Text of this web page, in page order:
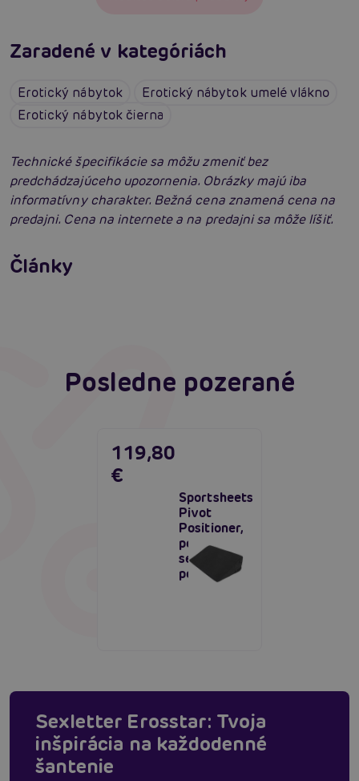
Zaradené v kategóriách
Erotický nábytok
Erotický nábytok umelé vlákno
Erotický nábytok čierna
Technické špecifikácie sa môžu zmeniť bez
predchádzajúceho upozornenia. Obrázky majú iba
informatívny charakter. Bežná cena znamená cena na
predajni. Cena na internete a na predajni sa môže líšiť.
Články
Erotická inteligencia: Príručka Sexiómov
Čítať viacej
Swingers párty po prvýkrát: erotický raj plný
extázy? Sprievodca, ktorý vám otvorí dvere!
Posledne pozerané
Sportsheets
Pivot
Positioner,
penová
sexuálna
podložka
119,80
€
Sexletter Erosstar: Tvoja
inšpirácia na každodenné
šantenie